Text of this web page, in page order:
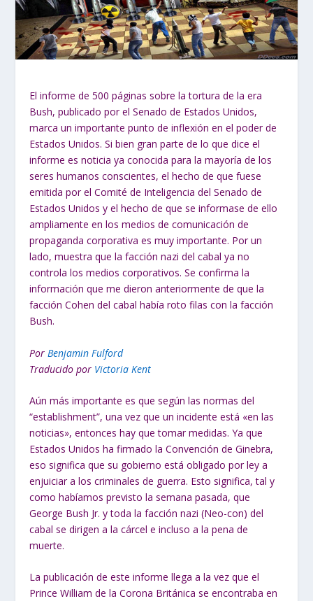
El informe de 500 páginas sobre la tortura de la era
Bush, publicado por el Senado de Estados Unidos,
marca un importante punto de inflexión en el poder de
Estados Unidos. Si bien gran parte de lo que dice el
informe es noticia ya conocida para la mayoría de los
seres humanos conscientes, el hecho de que fuese
emitida por el Comité de Inteligencia del Senado de
Estados Unidos y el hecho de que se informase de ello
ampliamente en los medios de comunicación de
propaganda corporativa es muy importante. Por un
lado, muestra que la facción nazi del cabal ya no
controla los medios corporativos. Se confirma la
información que me dieron anteriormente de que la
facción Cohen del cabal había roto filas con la facción
Bush.
Por Benjamin Fulford
Traducido por Victoria Kent
Aún más importante es que según las normas del
“establishment”, una vez que un incidente está «en las
noticias», entonces hay que tomar medidas. Ya que
Estados Unidos ha firmado la Convención de Ginebra,
eso significa que su gobierno está obligado por ley a
enjuiciar a los criminales de guerra. Esto significa, tal y
como habíamos previsto la semana pasada, que
George Bush Jr. y toda la facción nazi (Neo-con) del
cabal se dirigen a la cárcel e incluso a la pena de
muerte.
La publicación de este informe llega a la vez que el
Prince William de la Corona Británica se encontraba en